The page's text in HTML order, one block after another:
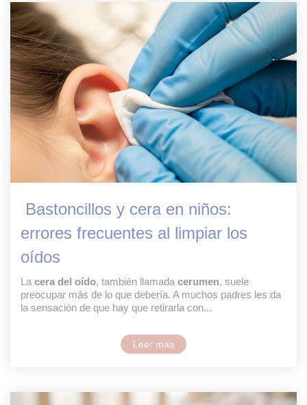
Bastoncillos y cera en niños:
errores frecuentes al limpiar los
oídos
La cera del oído, también llamada cerumen, suele
preocupar más de lo que debería. A muchos padres les da
la sensación de que hay que retirarla con...
Leer más